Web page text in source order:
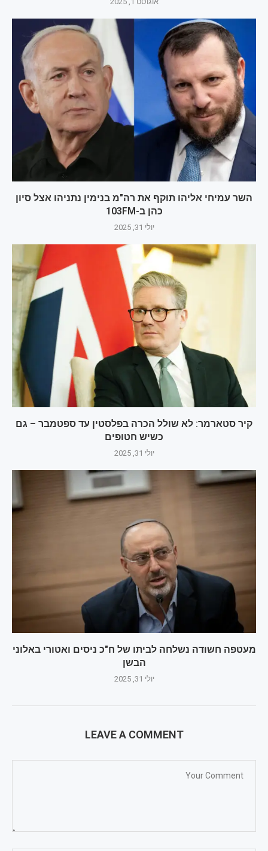
השר עמיחי אליהו תוקף את רה"מ בנימין נתניהו אצל סיון
כהן ב-103FM
יולי 31, 2025
קיר סטארמר: לא שולל הכרה בפלסטין עד ספטמבר – גם
כשיש חטופים
יולי 31, 2025
מעטפה חשודה נשלחה לביתו של ח"כ ניסים ואטורי באלוני
הבשן
יולי 31, 2025
LEAVE A COMMENT